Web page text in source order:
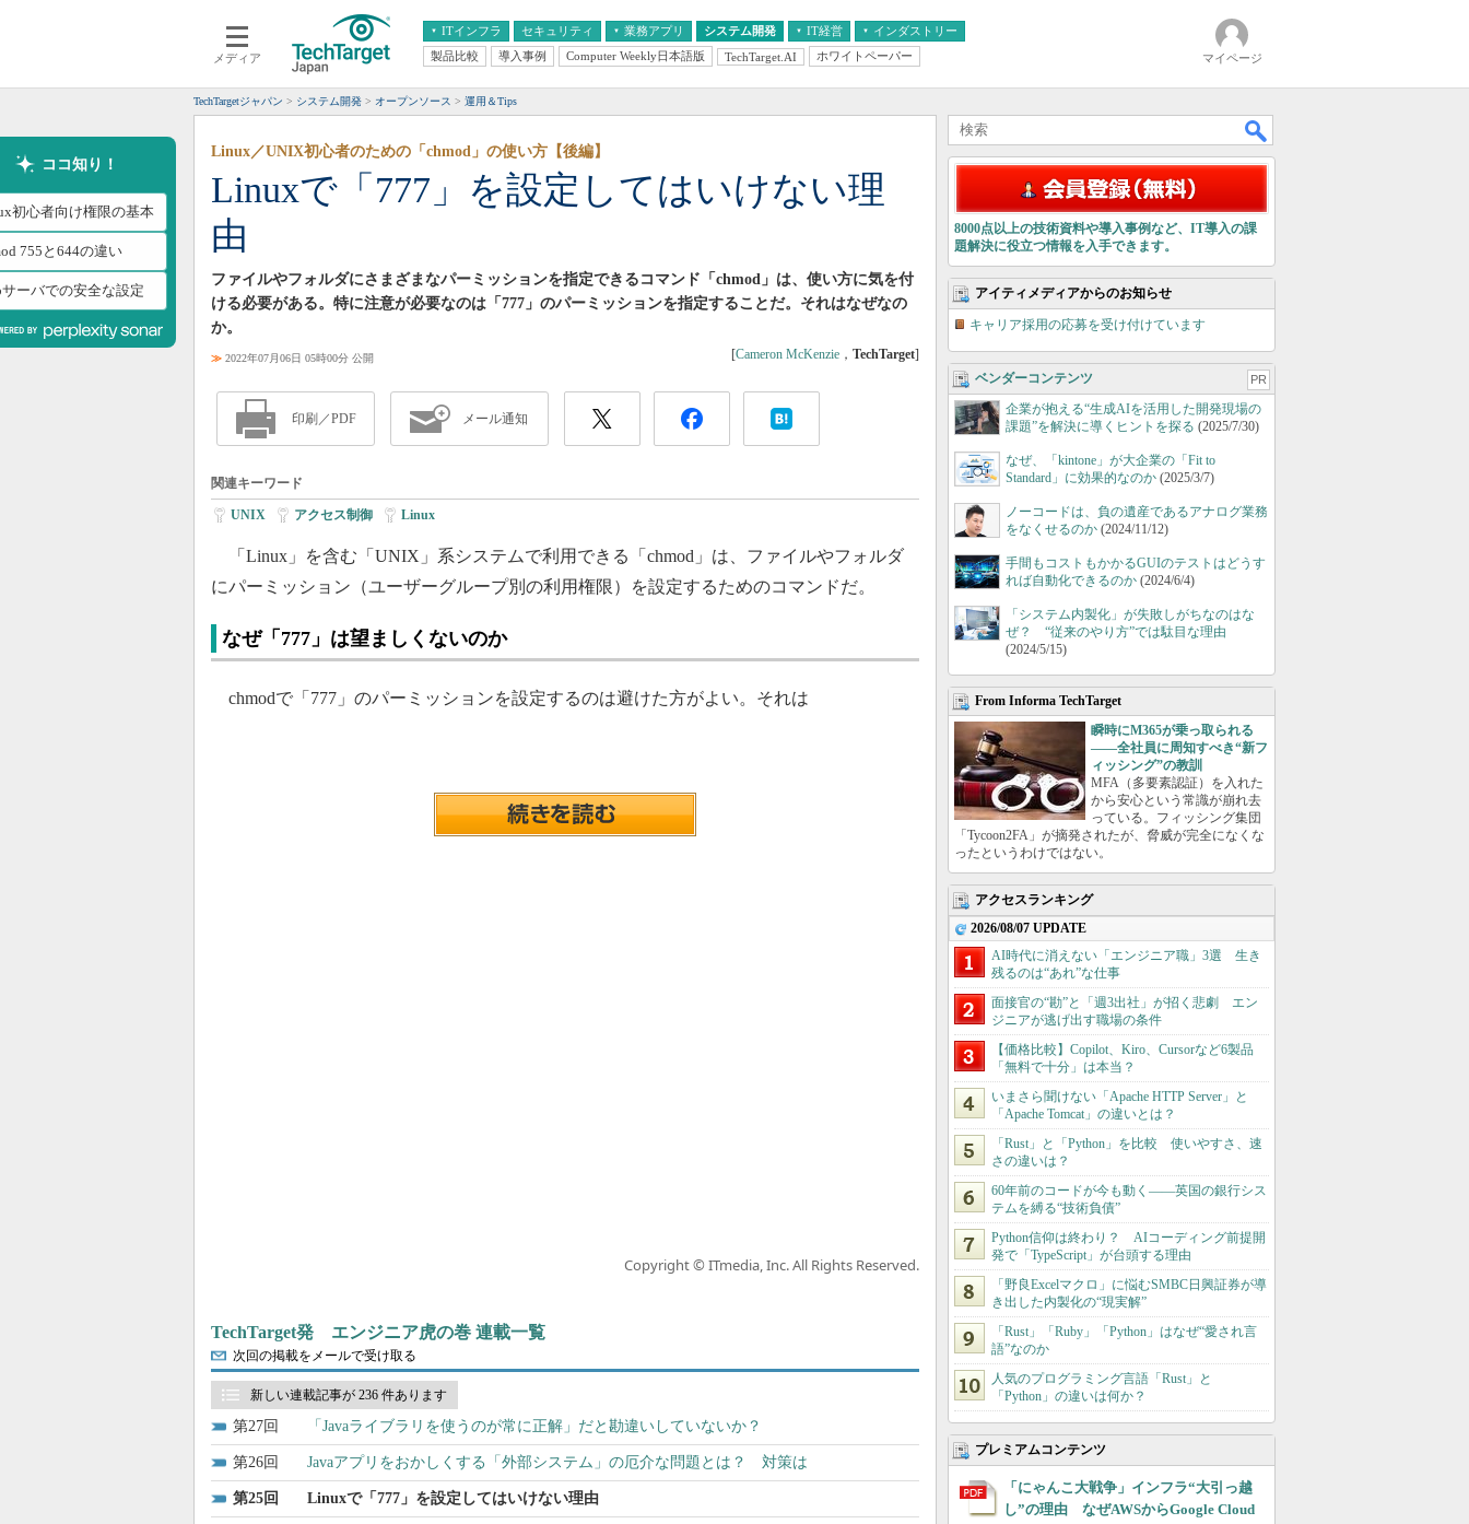
メディア
ITインフラ
クラウド
スマートモバイル
ネットワーク
システム運用管理
セキュリティ 業務アプリ
エンタープライズAI
ERP
CX
情報系システム
システム開発 IT経営
経営とIT
インダストリー
医療IT
製品比較 導入事例 Computer Weekly日本語版 TechTarget.AI ホワイトペーパー マイページ
TechTargetジャパン システム開発 オープンソース 運用＆Tips
ココ知り！
初心者向け権限の基本
755と644の違い
サーバでの安全な設定
Linuxで「777」を設定してはいけない理
由
Linux／UNIX初心者のための「chmod」の使い方【後編】
ファイルやフォルダにさまざまなパーミッションを指定できるコマンド「chmod」は、使い方に気を付
ける必要がある。特に注意が必要なのは「777」のパーミッションを指定することだ。それはなぜなの
か。
≫ 2022年07月06日 05時00分 公開 [Cameron McKenzie ， TechTarget]
印刷／PDF メール通知
関連キーワード
UNIX アクセス制御 Linux
「Linux」を含む「UNIX」系システムで利用できる「chmod」は、ファイルやフォルダ
にパーミッション（ユーザーグループ別の利用権限）を設定するためのコマンドだ。
なぜ「777」は望ましくないのか
chmodで「777」のパーミッションを設定するのは避けた方がよい。それは
Copyright © ITmedia, Inc. All Rights Reserved.
TechTarget発 エンジニア虎の巻 連載一覧
次回の掲載をメールで受け取る
新しい連載記事が 236 件あります
27 「Javaライブラリを使うのが常に正解」だと勘違いしていないか？
26 Javaアプリをおかしくする「外部システム」の厄介な問題とは？ 対策は
25 Linuxで「777」を設定してはいけない理由
8000点以上の技術資料や導入事例など、IT導入の課
題解決に役立つ情報を入手できます。
アイティメディアからのお知らせ
キャリア採用の応募を受け付けています
ベンダーコンテンツ PR
企業が抱える“生成AIを活用した開発現場の
課題”を解決に導くヒントを探る (2025/7/30)
なぜ、「kintone」が大企業の「Fit to
Standard」に効果的なのか (2025/3/7)
ノーコードは、負の遺産であるアナログ業務
をなくせるのか (2024/11/12)
手間もコストもかかるGUIのテストはどうす
れば自動化できるのか (2024/6/4)
「システム内製化」が失敗しがちなのはな
ぜ？ “従来のやり方”では駄目な理由
(2024/5/15)
From Informa TechTarget
瞬時にM365が乗っ取られる
――全社員に周知すべき“新フ
ィッシング”の教訓
MFA（多要素認証）を入れた
から安心という常識が崩れ去
っている。フィッシング集団
「Tycoon2FA」が摘発されたが、脅威が完全になくな
ったというわけではない。
アクセスランキング
2026/08/07 UPDATE
AI時代に消えない「エンジニア職」3選 生き
残るのは“あれ”な仕事
面接官の“勘”と「週3出社」が招く悲劇 エン
ジニアが逃げ出す職場の条件
【価格比較】Copilot、Kiro、Cursorなど6製品
「無料で十分」は本当？
いまさら聞けない「Apache HTTP Server」と
「Apache Tomcat」の違いとは？
「Rust」と「Python」を比較 使いやすさ、速
さの違いは？
60年前のコードが今も動く――英国の銀行シス
テムを縛る“技術負債”
Python信仰は終わり？ AIコーディング前提開
発で「TypeScript」が台頭する理由
「野良Excelマクロ」に悩むSMBC日興証券が導
き出した内製化の“現実解”
「Rust」「Ruby」「Python」はなぜ“愛され言
語”なのか
人気のプログラミング言語「Rust」と
「Python」の違いは何か？
プレミアムコンテンツ
「にゃんこ大戦争」インフラ“大引っ越
し”の理由 なぜAWSからGoogle Cloud